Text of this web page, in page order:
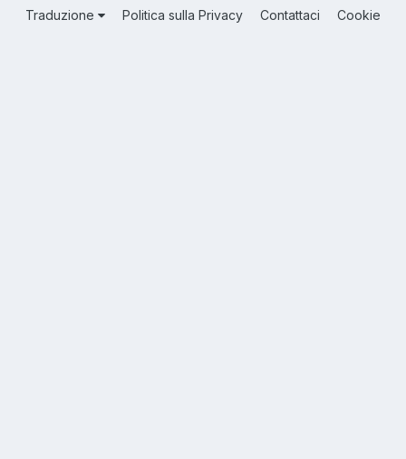
Traduzione Politica sulla Privacy Contattaci Cookie